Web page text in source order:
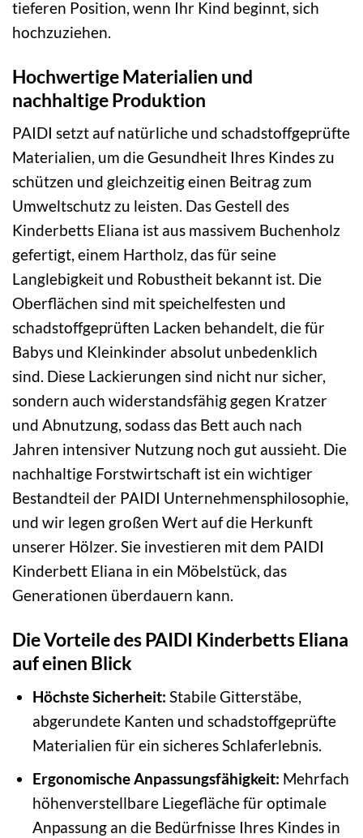
tieferen Position, wenn Ihr Kind beginnt, sich
hochzuziehen.
Hochwertige Materialien und
nachhaltige Produktion
PAIDI setzt auf natürliche und schadstoffgeprüfte
Materialien, um die Gesundheit Ihres Kindes zu
schützen und gleichzeitig einen Beitrag zum
Umweltschutz zu leisten. Das Gestell des
Kinderbetts Eliana ist aus massivem Buchenholz
gefertigt, einem Hartholz, das für seine
Langlebigkeit und Robustheit bekannt ist. Die
Oberflächen sind mit speichelfesten und
schadstoffgeprüften Lacken behandelt, die für
Babys und Kleinkinder absolut unbedenklich
sind. Diese Lackierungen sind nicht nur sicher,
sondern auch widerstandsfähig gegen Kratzer
und Abnutzung, sodass das Bett auch nach
Jahren intensiver Nutzung noch gut aussieht. Die
nachhaltige Forstwirtschaft ist ein wichtiger
Bestandteil der PAIDI Unternehmensphilosophie,
und wir legen großen Wert auf die Herkunft
unserer Hölzer. Sie investieren mit dem PAIDI
Kinderbett Eliana in ein Möbelstück, das
Generationen überdauern kann.
Die Vorteile des PAIDI Kinderbetts Eliana
auf einen Blick
Höchste Sicherheit: Stabile Gitterstäbe,
abgerundete Kanten und schadstoffgeprüfte
Materialien für ein sicheres Schlaferlebnis.
Ergonomische Anpassungsfähigkeit: Mehrfach
höhenverstellbare Liegefläche für optimale
Anpassung an die Bedürfnisse Ihres Kindes in